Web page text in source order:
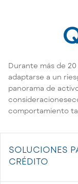
Durante más de
adaptarse a un
panorama de
comportamiento
SOLUCIONES
CRÉDITO